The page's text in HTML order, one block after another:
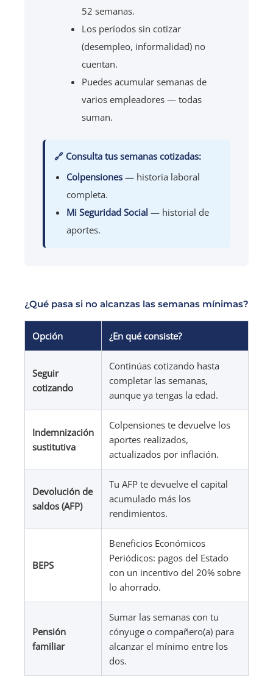
52 semanas.
Los períodos sin cotizar
(desempleo, informalidad) no
cuentan.
Puedes acumular semanas de
varios empleadores — todas
suman.
🔗 Consulta tus semanas cotizadas:
Colpensiones — historia laboral
completa.
Mi Seguridad Social — historial de
aportes.
¿Qué pasa si no alcanzas las semanas mínimas?
Opción ¿En qué consiste?
Seguir
cotizando
Continúas cotizando hasta
completar las semanas,
aunque ya tengas la edad.
Indemnización
sustitutiva
Colpensiones te devuelve los
aportes realizados,
actualizados por inflación.
Devolución de
saldos (AFP)
Tu AFP te devuelve el capital
acumulado más los
rendimientos.
BEPS
Beneficios Económicos
Periódicos: pagos del Estado
con un incentivo del 20% sobre
lo ahorrado.
Pensión
familiar
Sumar las semanas con tu
cónyuge o compañero(a) para
alcanzar el mínimo entre los
dos.